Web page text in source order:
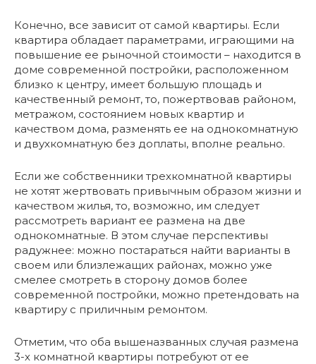
Конечно, все зависит от самой квартиры. Если
квартира обладает параметрами, играющими на
повышение ее рыночной стоимости – находится в
доме современной постройки, расположенном
близко к центру, имеет большую площадь и
качественный ремонт, то, пожертвовав районом,
метражом, состоянием новых квартир и
качеством дома, разменять ее на однокомнатную
и двухкомнатную без доплаты, вполне реально.
Если же собственники трехкомнатной квартиры
не хотят жертвовать привычным образом жизни и
качеством жилья, то, возможно, им следует
рассмотреть вариант ее размена на две
однокомнатные. В этом случае перспективы
радужнее: можно постараться найти варианты в
своем или близлежащих районах, можно уже
смелее смотреть в сторону домов более
современной постройки, можно претендовать на
квартиру с приличным ремонтом.
Отметим, что оба вышеназванных случая размена
3-х комнатной квартиры потребуют от ее